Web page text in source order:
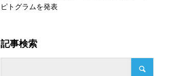
ピトグラムを発表
記事検索